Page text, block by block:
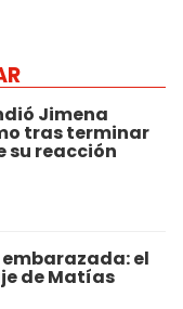
Jimena
tras terminar
su reacción
el
de Matías